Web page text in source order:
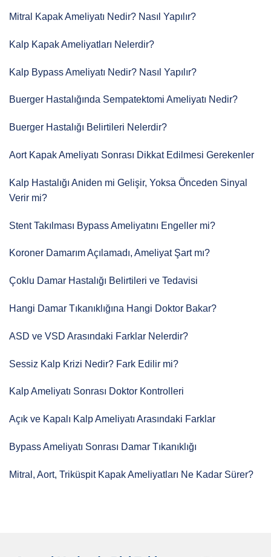
Mitral Kapak Ameliyatı Nedir? Nasıl Yapılır?
Kalp Kapak Ameliyatları Nelerdir?
Kalp Bypass Ameliyatı Nedir? Nasıl Yapılır?
Buerger Hastalığında Sempatektomi Ameliyatı Nedir?
Buerger Hastalığı Belirtileri Nelerdir?
Aort Kapak Ameliyatı Sonrası Dikkat Edilmesi Gerekenler
Kalp Hastalığı Aniden mi Gelişir, Yoksa Önceden Sinyal
Verir mi?
Stent Takılması Bypass Ameliyatını Engeller mi?
Koroner Damarım Açılamadı, Ameliyat Şart mı?
Çoklu Damar Hastalığı Belirtileri ve Tedavisi
Hangi Damar Tıkanıklığına Hangi Doktor Bakar?
ASD ve VSD Arasındaki Farklar Nelerdir?
Sessiz Kalp Krizi Nedir? Fark Edilir mi?
Kalp Ameliyatı Sonrası Doktor Kontrolleri
Açık ve Kapalı Kalp Ameliyatı Arasındaki Farklar
Bypass Ameliyatı Sonrası Damar Tıkanıklığı
Mitral, Aort, Triküspit Kapak Ameliyatları Ne Kadar Sürer?